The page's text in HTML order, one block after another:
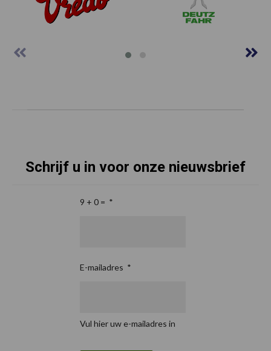
Schrijf u in voor onze nieuwsbrief
9 + 0 = *
E-mailadres *
Vul hier uw e-mailadres in